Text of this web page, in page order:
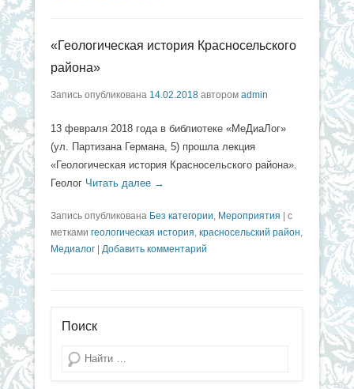
«Геологическая история Красносельского
района»
Запись опубликована 14.02.2018 автором admin
13 февраля 2018 года в библиотеке «МеДиаЛог»
(ул. Партизана Германа, 5) прошла лекция
«Геологическая история Красносельского района».
Геолог Читать далее →
Запись опубликована Без категории Мероприятия | с
метками геологическая история красносельский район
Медиалог | Добавить комментарий
Поиск
Поиск